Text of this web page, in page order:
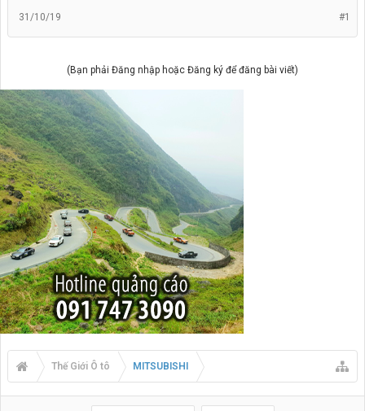
#1
31/10/19
(Bạn phải Đăng nhập hoặc Đăng ký để đăng bài viết)
Thế Giới Ô tô MITSUBISHI